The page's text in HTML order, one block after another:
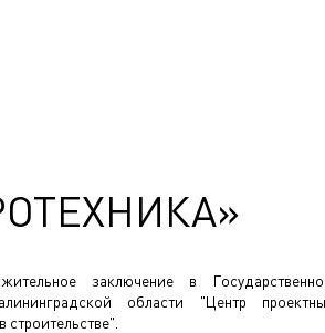
заключение в
области "Центр